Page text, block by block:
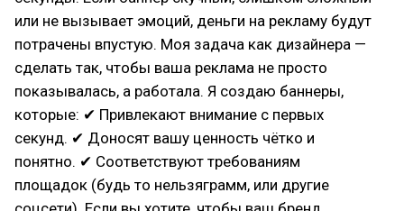
или не вызывает эмоций, деньги на рекламу будут
потрачены впустую. Моя задача как дизайнера —
сделать так, чтобы ваша реклама не просто
показывалась, а работала. Я создаю баннеры,
которые: ✔ Привлекают внимание с первых
секунд. ✔ Доносят вашу ценность чётко и
понятно. ✔ Соответствуют требованиям
площадок (будь то нельзяграмм, или другие